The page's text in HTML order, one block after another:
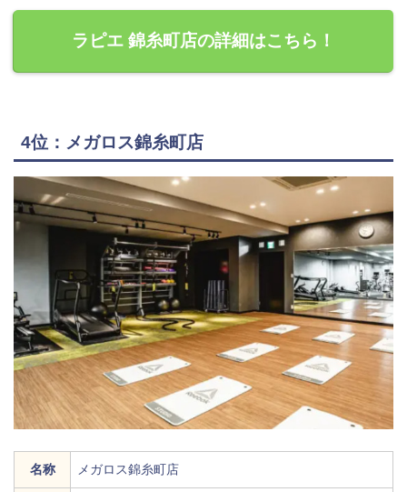
ラピエ 錦糸町店の詳細はこちら！
4位：メガロス錦糸町店
名称 メガロス錦糸町店